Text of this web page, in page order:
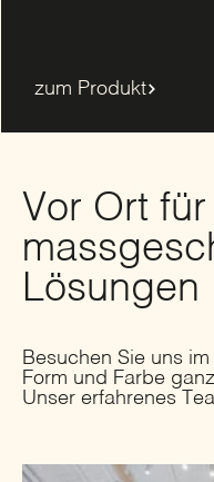
zum Produkt
Vor Ort für
Lösungen
Besuchen Sie uns
Form und Farbe
Unser erfahrenes